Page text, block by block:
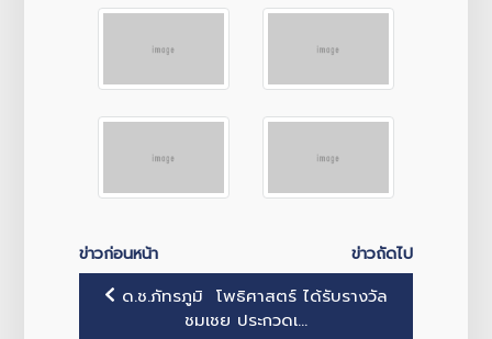
ข่าวก่อนหน้า
ข่าวถัดไป
ด.ช.ภัทรภูมิ โพธิศาสตร์ ได้รับรางวัล
ชมเชย ประกวดเ...